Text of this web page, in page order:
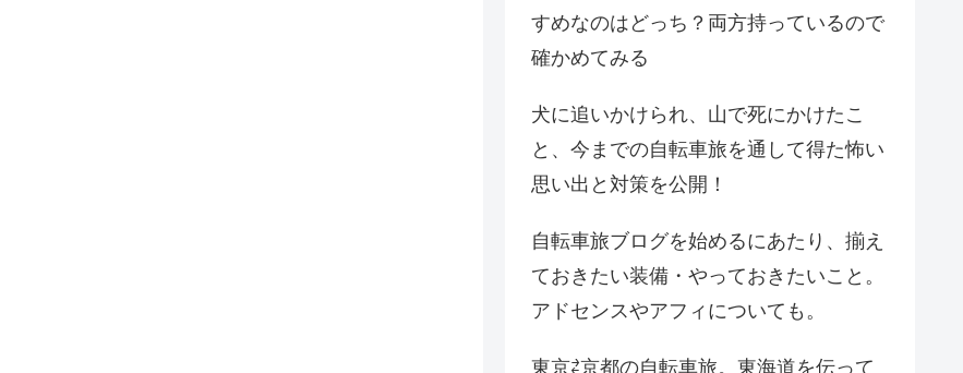
すめなのはどっち？両方持っているので
確かめてみる
犬に追いかけられ、山で死にかけたこ
と、今までの自転車旅を通して得た怖い
思い出と対策を公開！
自転車旅ブログを始めるにあたり、揃え
ておきたい装備・やっておきたいこと。
アドセンスやアフィについても。
東京⇄京都の自転車旅。東海道を伝って